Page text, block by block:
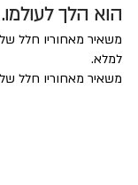
הוא הלך לעולמו.
משאיר מאחוריו חלל
למלא.
משאיר מאחוריו חלל